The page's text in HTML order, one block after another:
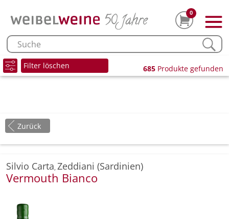
0
Filter löschen 685 Produkte gefunden
Zurück
Silvio Carta, Zeddiani (Sardinien)
Vermouth Bianco